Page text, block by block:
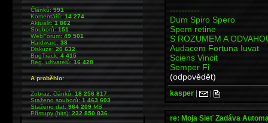
----------
Dum Spiro Spero
Spem retine
S ROZUMEM A
Audacem Fortuna Iuvat
Sciens Vincit
Semper Fi
(odpovědět)
kasper | |
re: Moja Sieť Zadáva
Článků:991
Komentářů:14 274
Aktualit:1 862
Souborů:151
WebForum:49 501
Hardware:38
Diskuze:20 632
BugTrack:4 415
Reg. uživatelů:16 428
A proběhlo:
Zobraz. článků:18 256 817
Staženo souborů:1 463 603
Staženo dat:964 209MB
Přístupy (hits):232 850 836